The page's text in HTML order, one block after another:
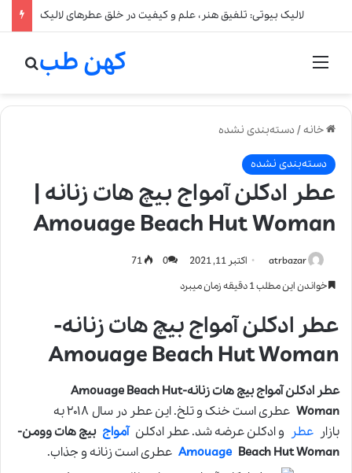
لالیک بیوتی: تلفیق هنر، علم و کیفیت در خلق عطرهای لالیک
منو کهن طب
خانه/دسته‌بندی نشده
دسته‌بندی نشده
عطر ادکلن آمواج بیچ هات زنانه |
Amouage Beach Hut Woman
atrbazar اکتبر 11, 2021 0
خواندن این مطلب 1 دقیقه زمان میبرد
عطر ادکلن آمواج بیچ هات زنانه-
Amouage Beach Hut Woman
عطر ادکلن آمواج بیچ هات زنانه-Amouage Beach Hut
Woman
عطری است خنک و تلخ. این عطر در سال ۲۰۱۸ به
بازار عطر و ادکلن عرضه شد. عطر ادکلنآمواج بیچ هات وومن-
Amouage Beach Hut Woman عطری است زنانه و جذاب.